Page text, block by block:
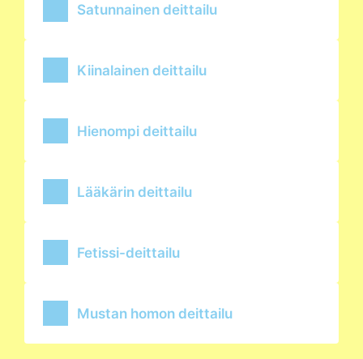
Satunnainen deittailu
Kiinalainen deittailu
Hienompi deittailu
Lääkärin deittailu
Fetissi-deittailu
Mustan homon deittailu